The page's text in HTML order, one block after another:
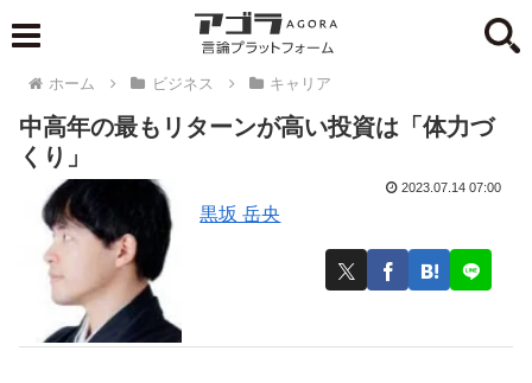
ホーム ビジネス キャリア
中高年の最もリターンが高い投資は「体力づ
くり」
黒坂 岳央
2023.07.14 07:00